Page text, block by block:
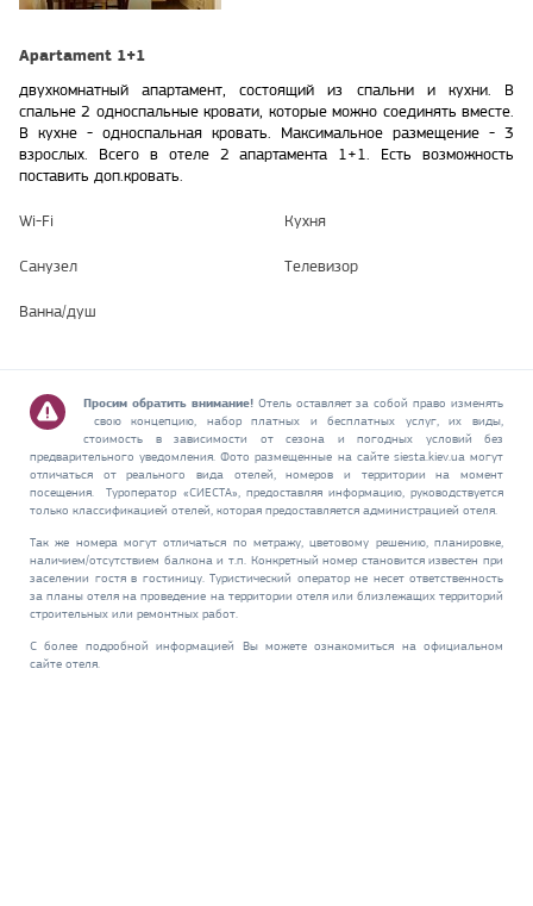
Apartament 1+1
двухкомнатный апартамент, состоящий из спальни и кухни. В
спальне 2 односпальные кровати, которые можно соединять вместе.
В кухне - односпальная кровать. Максимальное размещение - 3
взрослых. Всего в отеле 2 апартамента 1+1. Есть возможность
поставить доп.кровать.
Wi-Fi Кухня
Санузел Телевизор
Ванна/душ
Просим обратить внимание!Отель оставляет за собой право изменять
свою концепцию, набор платных и бесплатных услуг, их виды,
стоимость в зависимости от сезона и погодных условий без
предварительного уведомления. Фото размещенные на сайте siesta.kiev.ua могут
отличаться от реального вида отелей, номеров и территории на момент
посещения. Туроператор «СИЕСТА», предоставляя информацию, руководствуется
только классификацией отелей, которая предоставляется администрацией отеля.
Так же номера могут отличаться по метражу, цветовому решению, планировке,
наличием/отсутствием балкона и т.п. Конкретный номер становится известен при
заселении гостя в гостиницу. Туристический оператор не несет ответственность
за планы отеля на проведение на территории отеля или близлежащих территорий
строительных или ремонтных работ.
С более подробной информацией Вы можете ознакомиться на официальном
сайте отеля.